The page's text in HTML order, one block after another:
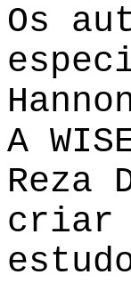
Os
A
Reza
criar